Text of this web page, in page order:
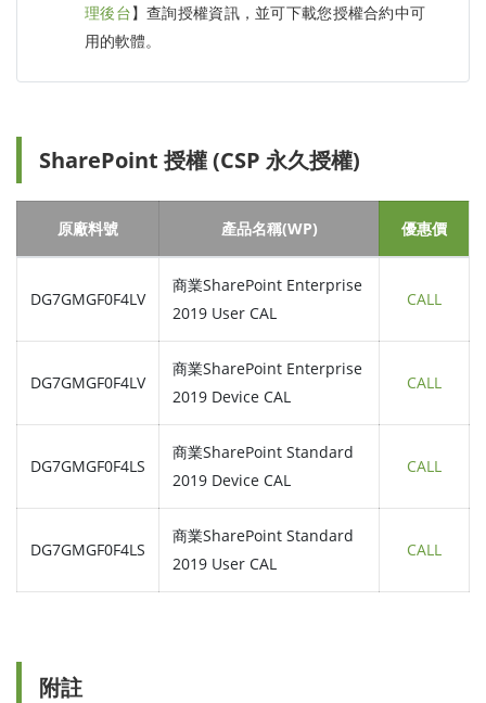
理後台】查詢授權資訊，並可下載您授權合約中可
用的軟體。
SharePoint 授權 (CSP 永久授權)
原廠料號 產品名稱(WP) 優惠價
DG7GMGF0F4LV
商業SharePoint Enterprise
2019 User CAL
CALL
DG7GMGF0F4LV
商業SharePoint Enterprise
2019 Device CAL
CALL
DG7GMGF0F4LS
商業SharePoint Standard
2019 Device CAL
CALL
DG7GMGF0F4LS
商業SharePoint Standard
2019 User CAL
CALL
附註